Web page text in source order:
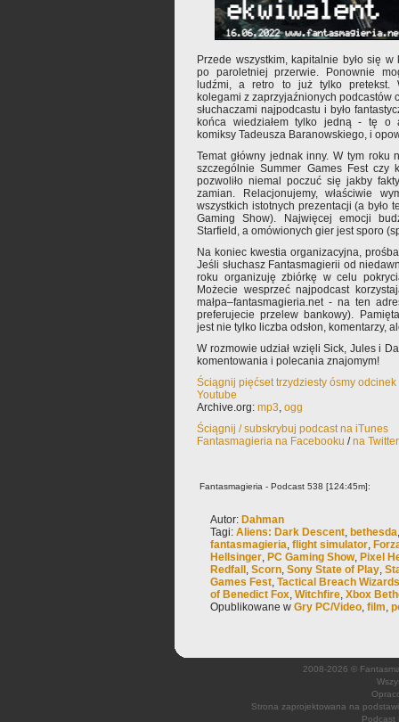
Przede wszystkim, kapitalnie było się
po paroletniej przerwie. Ponownie
ludźmi, a retro to już tylko pretekst.
kolegami z zaprzyjaźnionych podcastów
słuchaczami najpodcastu i było
końca wiedziałem tylko jedną - tę o
komiksy Tadeusza Baranowskiego, i
Temat główny jednak inny. W tym
szczególnie Summer Games Fest czy
pozwoliło niemal poczuć się jakby
zamian. Relacjonujemy, właściwie
wszystkich istotnych prezentacji (a było
Gaming Show). Najwięcej emocji
Starfield, a omówionych gier jest sporo
Na koniec kwestia organizacyjna,
Jeśli słuchasz Fantasmagierii od
roku organizuję zbiórkę w celu
Możecie wesprzeć najpodcast
małpa–fantasmagieria.net - na ten
preferujecie przelew bankowy).
jest nie tylko liczba odsłon, komentarzy,
W rozmowie udział wzięli Sick, Jules i
komentowania i polecania znajomym!
Ściągnij pięćset trzydziesty ósmy
Youtube
Archive.org: mp3, ogg
Ściągnij / subskrybuj podcast na iTunes
Fantasmagieria na Facebooku /na
Fantasmagieria - Podcast 538 [124:45m]:
Autor: Dahman
Tagi: Aliens: Dark Descent, bethesda
fantasmagieria, flight simulator,
Hellsinger, PC Gaming Show, Pixel
Redfall , Scorn, Sony State of Play,
Games Fest, Tactical Breach Wizards
of Benedict Fox, Witchfire, Xbox
Opublikowane w Gry PC/Video, film,
2008-2026 ©
Strona zaprojektowana na
Podcast